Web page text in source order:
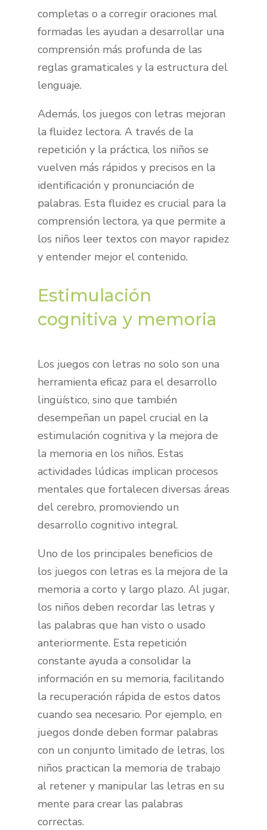
completas o a corregir oraciones mal
formadas les ayudan a desarrollar una
comprensión más profunda de las
reglas gramaticales y la estructura del
lenguaje.
Además, los juegos con letras mejoran
la fluidez lectora. A través de la
repetición y la práctica, los niños se
vuelven más rápidos y precisos en la
identificación y pronunciación de
palabras. Esta fluidez es crucial para la
comprensión lectora, ya que permite a
los niños leer textos con mayor rapidez
y entender mejor el contenido.
Estimulación
cognitiva y memoria
Los juegos con letras no solo son una
herramienta eficaz para el desarrollo
lingüístico, sino que también
desempeñan un papel crucial en la
estimulación cognitiva y la mejora de
la memoria en los niños. Estas
actividades lúdicas implican procesos
mentales que fortalecen diversas áreas
del cerebro, promoviendo un
desarrollo cognitivo integral.
Uno de los principales beneficios de
los juegos con letras es la mejora de la
memoria a corto y largo plazo. Al jugar,
los niños deben recordar las letras y
las palabras que han visto o usado
anteriormente. Esta repetición
constante ayuda a consolidar la
información en su memoria, facilitando
la recuperación rápida de estos datos
cuando sea necesario. Por ejemplo, en
juegos donde deben formar palabras
con un conjunto limitado de letras, los
niños practican la memoria de trabajo
al retener y manipular las letras en su
mente para crear las palabras
correctas.